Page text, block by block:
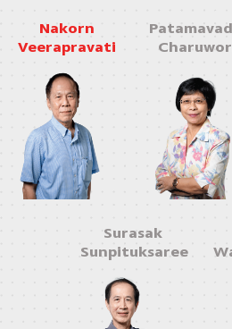
Nakorn
Veerapravati
Surasak
Sunpituksaree